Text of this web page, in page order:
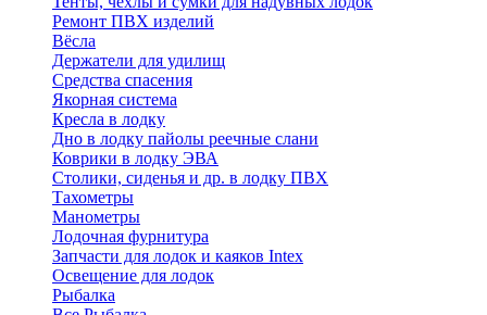
Ремонт ПВХ изделий
Вёсла
Держатели для удилищ
Средства спасения
Якорная система
Кресла в лодку
Дно в лодку пайолы реечные слани
Коврики в лодку ЭВА
Столики, сиденья и др. в лодку ПВХ
Тахометры
Манометры
Лодочная фурнитура
Запчасти для лодок и каяков Intex
Освещение для лодок
Рыбалка